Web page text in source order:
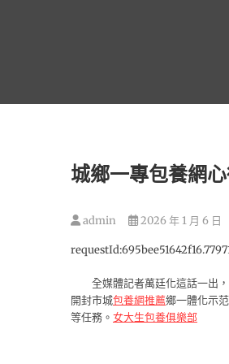
城鄉一專包養網
admin 2026 年 1 月 6 日
全媒體記者萬廷化這話一出
開封市城包養網推薦鄉一體化示
等任務。 女大生包養俱樂部